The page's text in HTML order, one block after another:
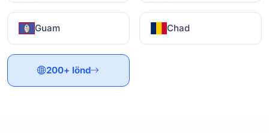
Guam Chad
200+ lönd